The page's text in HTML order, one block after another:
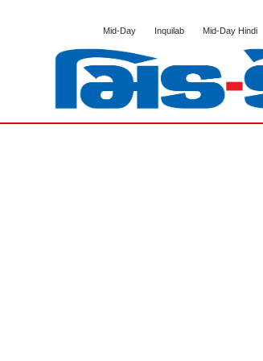
Mid-Day Inquilab Mid-Day Hindi